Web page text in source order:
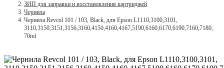
ЗИП для заправки и восстановления картриджей
Чернила
Чернила Revcol 101 / 103, Black, для Epson L1110,3100,3101,
3110,3150,3151,3156,3160,4150,4160,4167,5190,6160,6170,6190,7160,7180,
70ml